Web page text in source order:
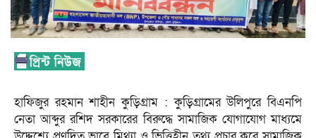
হাফিজুর রহমান শাহীন কুড়িগ্রাম : কুড়িগ্রামের উলিপুরে বিএনপি
নেতা আব্দুর রশিদ সরকারের বিরুদ্ধে সামাজিক যোগাযোগ মাধ্যমে